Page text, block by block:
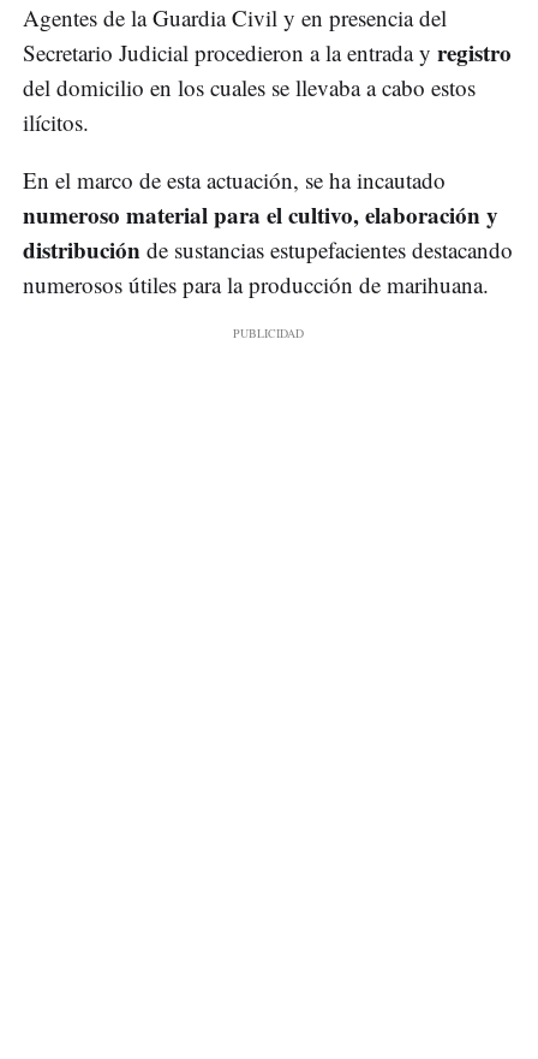
Agentes de la Guardia Civil y en presencia del
Secretario Judicial procedieron a la entrada y registro
del domicilio en los cuales se llevaba a cabo estos
ilícitos.
En el marco de esta actuación, se ha incautado
numeroso material para el cultivo, elaboración y
distribución de sustancias estupefacientes destacando
numerosos útiles para la producción de marihuana.